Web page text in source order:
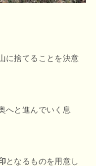
に捨てることを決意
へと進んでいく息
となるものを用意し